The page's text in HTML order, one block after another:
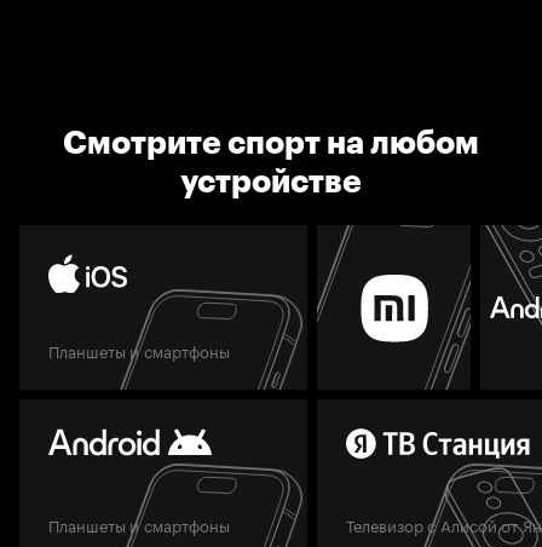
Смотрите спорт на любом
устройстве
Планшеты и смартфоны
Планшеты и смартфоны Телевизор с Алисой от